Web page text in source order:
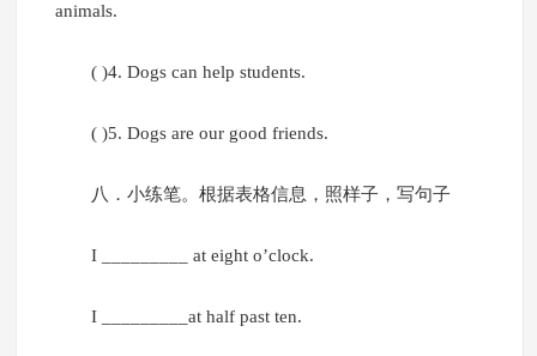
animals.
( )4. Dogs can help students.
( )5. Dogs are our good friends.
八．小练笔。根据表格信息，照样子，写句子
I _________ at eight o’clock.
I _________at half past ten.